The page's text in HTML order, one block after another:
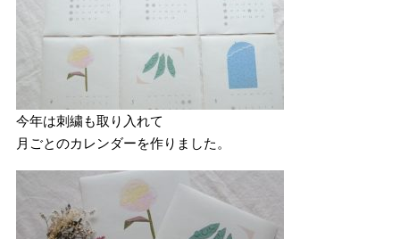
今年は刺繍も取り入れて
月ごとのカレンダーを作りました。